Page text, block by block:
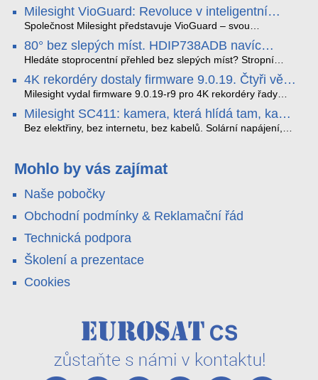
otřesy i náklon. Výsledkem není jen čára na mapě, ale
podrobný datový příběh celé cesty.
v oblasti kontroly přístupu – moderní a vysoce univerzální
čtečky HID Signo.
Milesight VioGuard: Revoluce v inteligentní
detekci dopravních přestupků
Společnost Milesight představuje VioGuard – svou
dopravních přestupků. Tento systém, poháněný
sofistikovanými algoritmy umělé inteligence (AI), je navržen
tak, aby poskytoval komplexní nástroje pro vymáhání
dopravních předpisů, zvyšoval bezpečnost na silnicích a
optimalizoval plynulost dopravy v moderních městech.
80° bez slepých míst. HDIP738ADB navíc
streamuje na YouTube – bez PC.
Hledáte stoprocentní přehled bez slepých míst? Stropní
panoramatická kamera HDIP738ADB skládá obraz ze dvou
4MP senzorů SONY do jednoho čistého 180° záběru bez
zkreslení. K tomu přidává AI detekci osob a vozidel,
YouTube – bez běžícího počítače.
4K rekordéry dostaly firmware 9.0.19. Čtyři věci,
které musíte vědět.
Milesight vydal firmware 9.0.19-r9 pro 4K rekordéry řady
které vám zjednoduší práci – a jedna z nich vám ušetří
spoustu zbytečných výjezdů k zákazníkům.
Milesight SC411: kamera, která hlídá tam, kam
kabel nedosáhne
Bez elektřiny, bez internetu, bez kabelů. Solární napájení,
váš telefon. Podívejte se na video.
Mohlo by vás zajímat
Naše pobočky
Obchodní podmínky & Reklamační řád
Technická podpora
Školení a prezentace
Cookies